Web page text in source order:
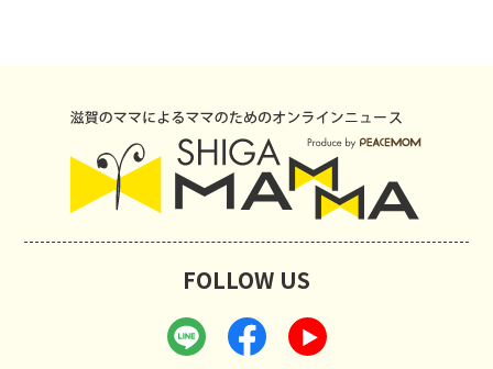
FOLLOW US